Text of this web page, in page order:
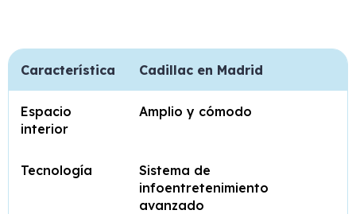
Característica Cadillac en Madrid
Espacio
interior
Amplio y cómodo
Tecnología
Sistema de
infoentretenimiento
avanzado